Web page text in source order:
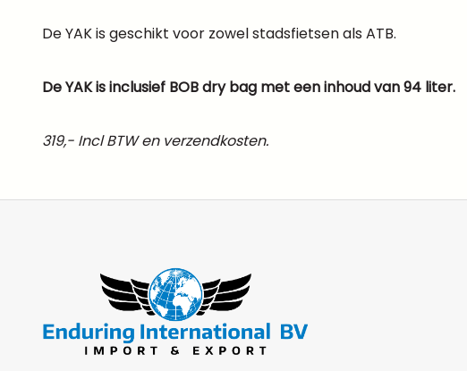
De YAK is geschikt voor zowel stadsfietsen als ATB.
De YAK is inclusief BOB dry bag met een inhoud van 94 liter.
319,- Incl BTW en verzendkosten.